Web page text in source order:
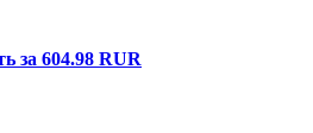
за 604.98 RUR